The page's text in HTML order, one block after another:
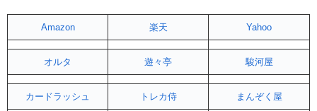
Amazon 楽天 Yahoo
オルタ 遊々亭 駿河屋
カードラッシュ トレカ侍 まんぞく屋